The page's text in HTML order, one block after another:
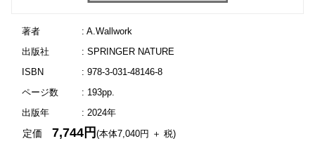
著者
: A.Wallwork
出版社
: SPRINGER NATURE
ISBN
: 978-3-031-48146-8
ページ数
: 193pp.
出版年
: 2024年
定価7,744円(本体7,040円 ＋ 税)